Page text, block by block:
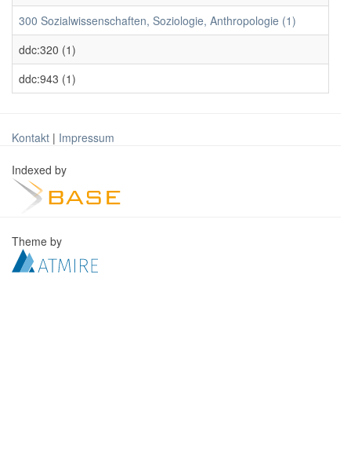
300 Sozialwissenschaften, Soziologie, Anthropologie (1)
ddc:320 (1)
ddc:943 (1)
Kontakt | Impressum
Indexed by
Theme by